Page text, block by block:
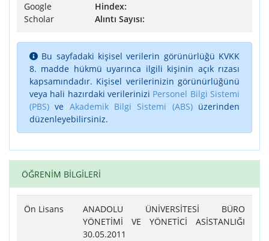
Google
Scholar
Hindex:
Alıntı Sayısı:
Bu sayfadaki kişisel verilerin görünürlüğü KVKK
8. madde hükmü uyarınca ilgili kişinin açık rızası
kapsamındadır. Kişisel verilerinizin görünürlüğünü
veya hali hazırdaki verilerinizi Personel Bilgi Sistemi
(PBS) ve Akademik Bilgi Sistemi (ABS)üzerinden
düzenleyebilirsiniz.
ÖĞRENİM BİLGİLERİ
Ön Lisans
ANADOLU ÜNİVERSİTESİ BÜRO
YÖNETİMİ VE YÖNETİCİ ASİSTANLIĞI
30.05.2011